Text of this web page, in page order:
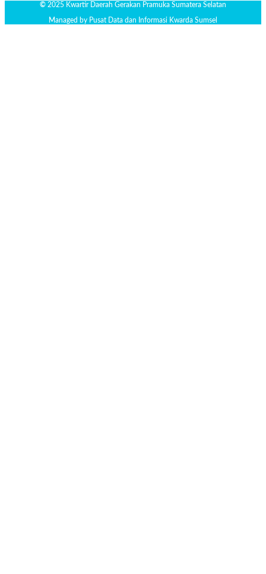
© 2025 Kwartir Daerah Gerakan Pramuka Sumatera Selatan
Managed by Pusat Data dan Informasi Kwarda Sumsel